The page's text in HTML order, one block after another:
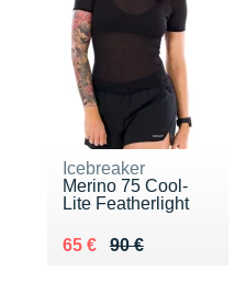
Icebreaker
Merino 75 Cool-
Lite Featherlight
90 €
Au lieu de 90 €
65 €
Vendu 65 €